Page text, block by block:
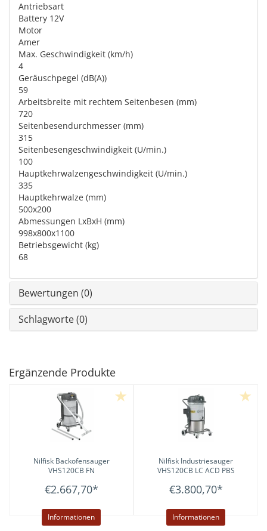
Antriebsart
Battery 12V
Motor
Amer
Max. Geschwindigkeit (km/h)
4
Geräuschpegel (dB(A))
59
Arbeitsbreite mit rechtem Seitenbesen (mm)
720
Seitenbesendurchmesser (mm)
315
Seitenbesengeschwindigkeit (U/min.)
100
Hauptkehrwalzengeschwindigkeit (U/min.)
335
Hauptkehrwalze (mm)
500x200
Abmessungen LxBxH (mm)
998x800x1100
Betriebsgewicht (kg)
68
Bewertungen (0)
Schlagworte (0)
Ergänzende Produkte
NilfiskBackofensauger
VHS120CB FN
€2.667,70*
Informationen
Nilfisk Industriesauger
VHS120CB LC ACD PBS
€3.800,70*
Informationen